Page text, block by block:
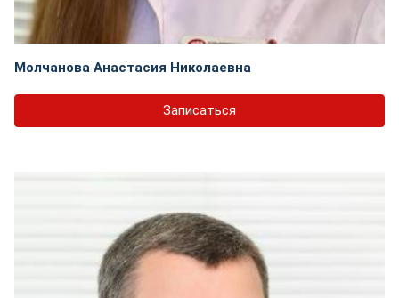
Молчанова Анастасия Николаевна
Записаться